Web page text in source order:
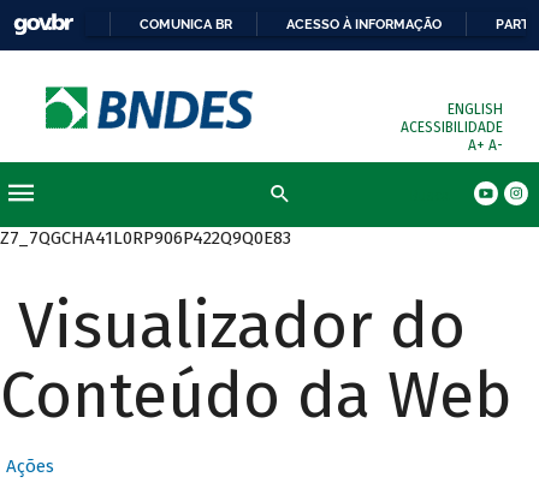
COMUNICA BR ACESSO À INFORMAÇÃO
ENGLISH
ACESSIBILIDADE
A+ A-
Z7_7QGCHA41L0RP906P422Q9Q0E83
Visualizador do
Conteúdo da Web
Ações